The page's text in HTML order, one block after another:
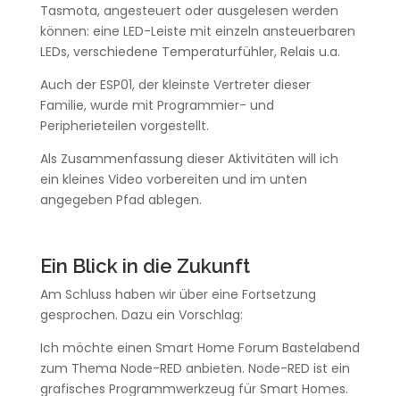
Tasmota, angesteuert oder ausgelesen werden
können: eine LED-Leiste mit einzeln ansteuerbaren
LEDs, verschiedene Temperaturfühler, Relais u.a.
Auch der ESP01, der kleinste Vertreter dieser
Familie, wurde mit Programmier- und
Peripherieteilen vorgestellt.
Als Zusammenfassung dieser Aktivitäten will ich
ein kleines Video vorbereiten und im unten
angegeben Pfad ablegen.
Ein Blick in die Zukunft
Am Schluss haben wir über eine Fortsetzung
gesprochen. Dazu ein Vorschlag:
Ich möchte einen Smart Home Forum Bastelabend
zum Thema Node-RED anbieten. Node-RED ist ein
grafisches Programmwerkzeug für Smart Homes.